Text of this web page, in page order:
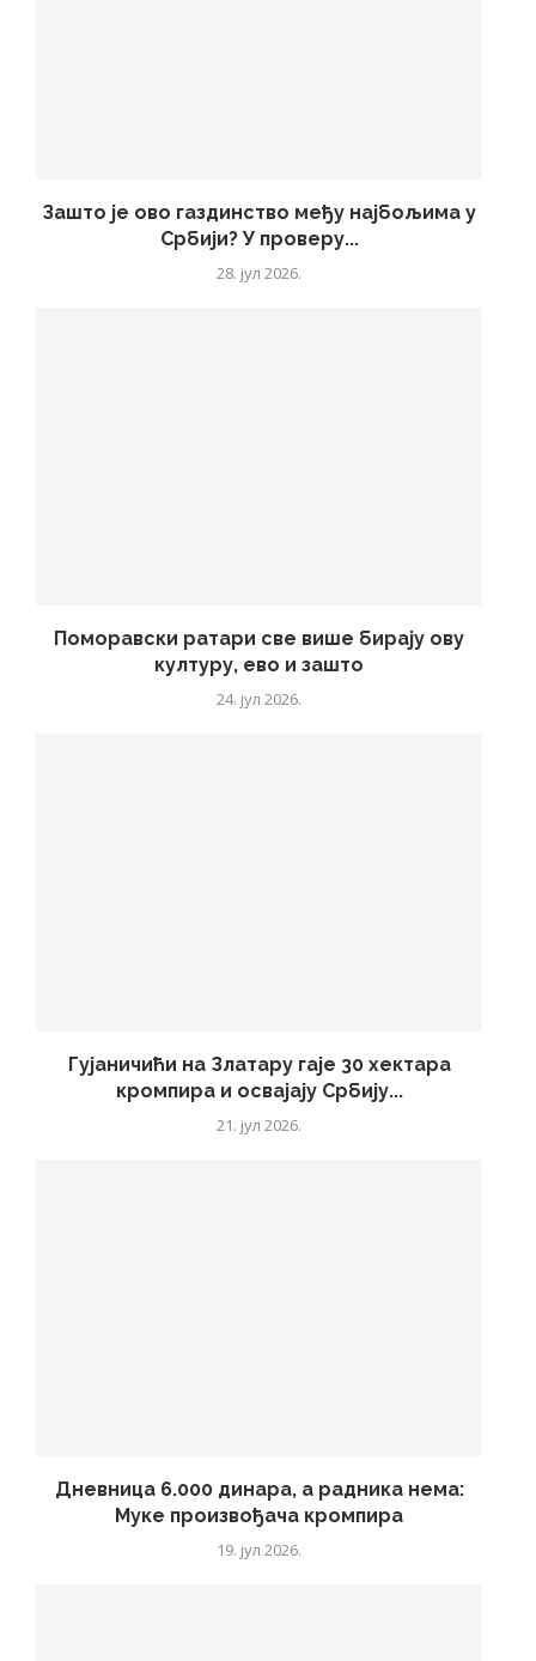
Зашто је ово газдинство међу најбољима у
Србији? У проверу...
28. јул 2026.
Поморавски ратари све више бирају ову
културу, ево и зашто
24. јул 2026.
Гујаничићи на Златару гаје 30 хектара
кромпира и освајају Србију...
21. јул 2026.
Дневница 6.000 динара, а радника нема:
Муке произвођача кромпира
19. јул 2026.